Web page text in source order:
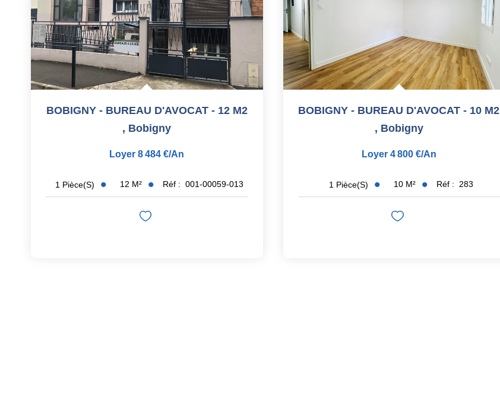
BOBIGNY - BUREAU D'AVOCAT - 12 M2
, Bobigny
Loyer 8 484 €/an
1 Pièce(s) 12 M² Réf : 001-00059-013
BOBIGNY - BUREAU D'AVOCAT - 10 M2
, Bobigny
Loyer 4 800 €/an
1 Pièce(s) 10 M² Réf : 283